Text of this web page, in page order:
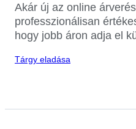
Akár új az online
professzionálisan
hogy jobb áron adja el
Tárgy eladása